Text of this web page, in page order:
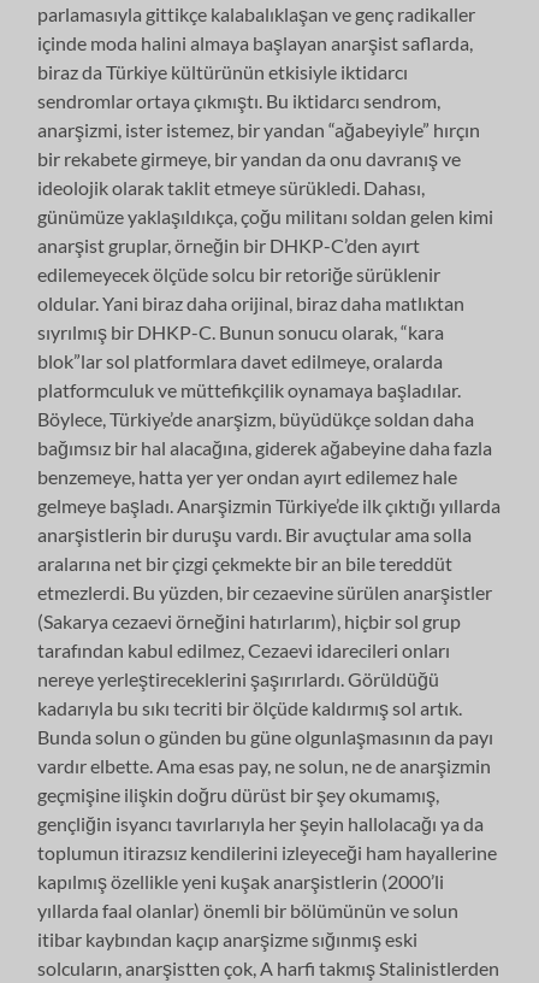
parlamasıyla gittikçe kalabalıklaşan ve genç radikaller
içinde moda halini almaya başlayan anarşist saflarda,
biraz da Türkiye kültürünün etkisiyle iktidarcı
sendromlar ortaya çıkmıştı. Bu iktidarcı sendrom,
anarşizmi, ister istemez, bir yandan “ağabeyiyle” hırçın
bir rekabete girmeye, bir yandan da onu davranış ve
ideolojik olarak taklit etmeye sürükledi. Dahası,
günümüze yaklaşıldıkça, çoğu militanı soldan gelen kimi
anarşist gruplar, örneğin bir DHKP-C’den ayırt
edilemeyecek ölçüde solcu bir retoriğe sürüklenir
oldular. Yani biraz daha orijinal, biraz daha matlıktan
sıyrılmış bir DHKP-C. Bunun sonucu olarak, “kara
blok”lar sol platformlara davet edilmeye, oralarda
platformculuk ve müttefikçilik oynamaya başladılar.
Böylece, Türkiye’de anarşizm, büyüdükçe soldan daha
bağımsız bir hal alacağına, giderek ağabeyine daha fazla
benzemeye, hatta yer yer ondan ayırt edilemez hale
gelmeye başladı. Anarşizmin Türkiye’de ilk çıktığı yıllarda
anarşistlerin bir duruşu vardı. Bir avuçtular ama solla
aralarına net bir çizgi çekmekte bir an bile tereddüt
etmezlerdi. Bu yüzden, bir cezaevine sürülen anarşistler
(Sakarya cezaevi örneğini hatırlarım), hiçbir sol grup
tarafından kabul edilmez, Cezaevi idarecileri onları
nereye yerleştireceklerini şaşırırlardı. Görüldüğü
kadarıyla bu sıkı tecriti bir ölçüde kaldırmış sol artık.
Bunda solun o günden bu güne olgunlaşmasının da payı
vardır elbette. Ama esas pay, ne solun, ne de anarşizmin
geçmişine ilişkin doğru dürüst bir şey okumamış,
gençliğin isyancı tavırlarıyla her şeyin hallolacağı ya da
toplumun itirazsız kendilerini izleyeceği ham hayallerine
kapılmış özellikle yeni kuşak anarşistlerin (2000’li
yıllarda faal olanlar) önemli bir bölümünün ve solun
itibar kaybından kaçıp anarşizme sığınmış eski
solcuların, anarşistten çok, A harfi takmış Stalinistlerden